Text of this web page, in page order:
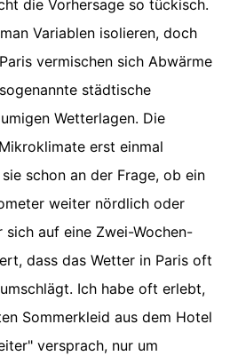
die Vorhersage so tückisch.
Variablen isolieren, doch
vermischen sich Abwärme
städtische
Wetterlagen. Die
erst einmal
schon an der Frage, ob ein
weiter nördlich oder
sich auf eine Zwei-Wochen-
dass das Wetter in Paris oft
Ich habe oft erlebt,
Sommerkleid aus dem Hotel
versprach, nur um